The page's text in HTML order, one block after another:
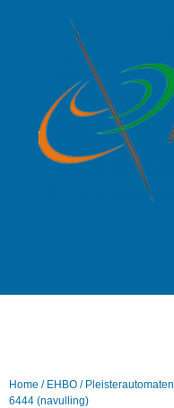
Home / EHBO / Pleisterautomaten
6444 (navulling)